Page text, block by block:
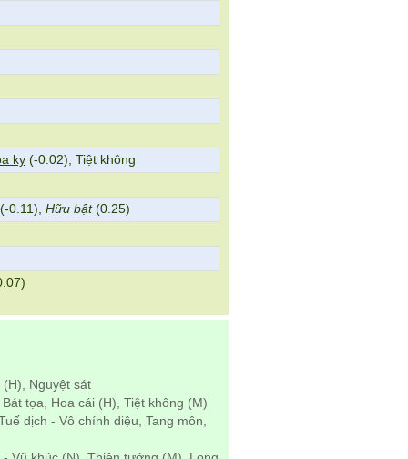
kỵ (-0.02), Tiệt không
0.11), Hữu bật(0.25)
Nguyệt sát
tọa, Hoa cái (H), Tiệt không (M)
dịch - Vô chính diệu, Tang môn,